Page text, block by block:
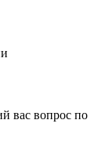
вас вопрос по